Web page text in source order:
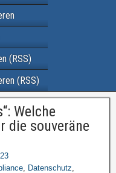
(RSS)
(RSS)
Welche
die souveräne
, Datenschutz,